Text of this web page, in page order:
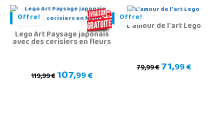
Offre!
Lego Art Paysage japonais
avec des cerisiers en fleurs
119,99 €107,99 €
Offre!
L'amour de l'art Lego
79,99 €71,99 €